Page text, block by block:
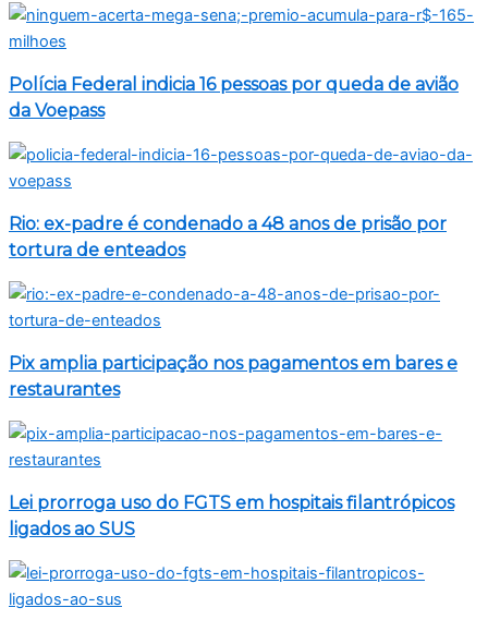
Polícia Federal indicia 16 pessoas por queda de avião
da Voepass
Rio: ex-padre é condenado a 48 anos de prisão por
tortura de enteados
Pix amplia participação nos pagamentos em bares e
restaurantes
Lei prorroga uso do FGTS em hospitais filantrópicos
ligados ao SUS